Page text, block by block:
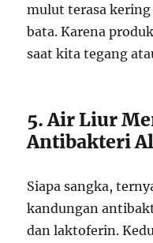
mulut terasa
bata. Karena
saat kita tegang
5. Air Liur
Antibakteri
Siapa sangka,
kandungan
dan laktoferin.